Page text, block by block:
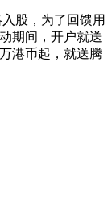
股，为了回馈用
期间，开户就送
港币起，就送腾